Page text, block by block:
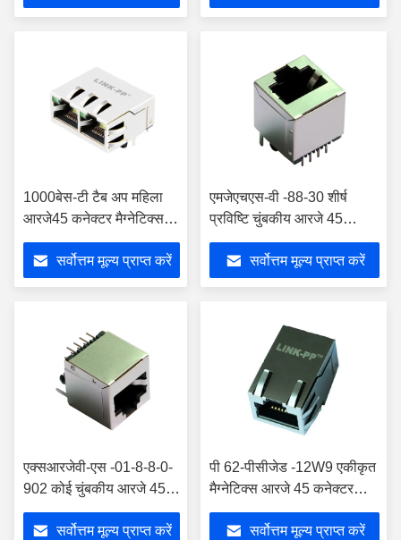
1000बेस-टी टैब अप महिला
आरजे45 कनेक्टर मैग्नेटिक्स के
साथ 1840538-6
सर्वोत्तम मूल्य प्राप्त करें
एमजेएचएस-वी -88-30 शीर्ष
प्रविष्टि चुंबकीय आरजे 45
कनेक्टर शील्ड 8 पिन एलपीजेई
681 एक्सडीएनएल
सर्वोत्तम मूल्य प्राप्त करें
एक्सआरजेवी-एस -01-8-8-0-
902 कोई चुंबकीय आरजे 45
कनेक्टर शील्ड 8 पिन एलपीजेई
681 एक्सडीएनएल
सर्वोत्तम मूल्य प्राप्त करें
पी 62-पीसीजेड -12W9 एकीकृत
मैग्नेटिक्स आरजे 45 कनेक्टर
एलपीजे 1150 सीएनएल 25.4
मिमी लंबाईसर्वोत्तम मूल्य प्राप्त करें